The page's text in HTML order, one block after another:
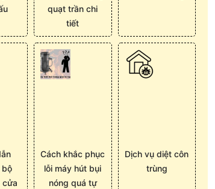
quạt trần chi
tiết
bộ
cửa
Cách khắc phục
lỗi máy hút bụi
nóng quá tự
Dịch vụ diệt côn
trùng